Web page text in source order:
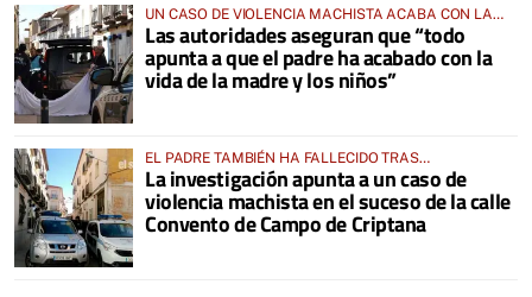
UN CASO DE VIOLENCIA MACHISTA ACABA CON LA
MUERTE DE UN MATRIMONIO Y SUS DOS HIJOS
Las autoridades aseguran que “todo
apunta a que el padre ha acabado con la
vida de la madre y los niños”
EL PADRE TAMBIÉN HA FALLECIDO TRAS
PRECIPITARSE DESDE UN BALCÓN DE SU DOMICILIO
La investigación apunta a un caso de
violencia machista en el suceso de la calle
Convento de Campo de Criptana